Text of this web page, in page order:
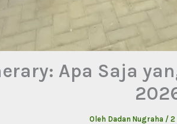
Apa Saja
Oleh Dadan Nugraha / 2